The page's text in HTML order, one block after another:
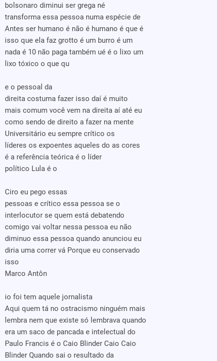
bolsonaro diminui ser grega né
transforma essa pessoa numa espécie de
Antes ser humano é não é humano é que é
isso que ela faz grotto é um burro é um
nada é 10 não paga também ué é o lixo um
lixo tóxico o que qu
e o pessoal da
direita costuma fazer isso daí é muito
mais comum você vem na direita aí até eu
como sendo de direito a fazer na mente
Universitário eu sempre crítico os
líderes os expoentes aqueles do as cores
é a referência teórica é o líder
político Lula é o
Ciro eu pego essas
pessoas e crítico essa pessoa se o
interlocutor se quem está debatendo
comigo vai voltar nessa pessoa eu não
diminuo essa pessoa quando anunciou eu
diria uma correr vá Porque eu conservado
isso
Marco Antôn
io foi tem aquele jornalista
Aqui quem tá no ostracismo ninguém mais
lembra nem que existe só lembrava quando
era um saco de pancada e intelectual do
Paulo Francis é o Caio Blinder Caio Caio
Blinder Quando sai o resultado da